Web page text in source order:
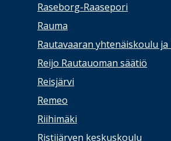
Raseborg-Raasepori
Rauma
Rautavaaran yhtenäiskoulu ja
Reijo Rautauoman säätiö
Reisjärvi
Remeo
Riihimäki
Ristijärven keskuskoulu